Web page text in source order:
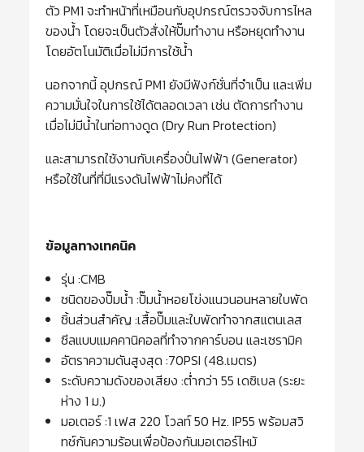
ตัว PM1 จะทำหน้าที่เหมือนกับอุปกรณ์ตรวจจับการไหล
ของน้ำ โดยจะเป็นตัวสั่งให้ปั๊มทำงาน หรือหยุดทำงาน
โดยอัตโนมัติเมื่อไม่มีการใช้น้ำ
นอกจากนี้ อุปกรณ์ PM1 ยังมีฟังก์ชั่นที่จำเป็น และเพิ่ม
ความมั่นใจในการใช้ได้ตลอดเวลา เช่น ตัดการทำงาน
เมื่อไม่มีน้ำในท่อทางดูด (Dry Run Protection)
และสามารถใช้งานกับเครื่องปั่นไฟฟ้า (Generator)
หรือใช้ในที่ที่มีแรงดันไฟฟ้าไม่คงที่ได้
ข้อมูลทางเทคนิค
รุ่น :CMB
ชนิดของปั๊มน้ำ :ปั๊มน้ำหอยโข่งแนวนอนหลายใบพัด
ชิ้นส่วนสำคัญ :เสื้อปั๊มและใบพัดทำจากสแตนเลส
ซีลแบบแมคคานิคอลที่ทำจากคาร์บอน และเซรามิค
อัตราความดันสูงสุด :70PSI (48.เมตร)
ระดับความดังของเสียง :ต่ำกว่า 55 เดซิเบล (ระยะ
ห่าง 1 ม.)
มอเตอร์ :1 เฟส 220 โวลท์ 50 Hz. IP55 พร้อมสวิ
ทช์กันความร้อนเพื่อป้องกันมอเตอร์ไหม้